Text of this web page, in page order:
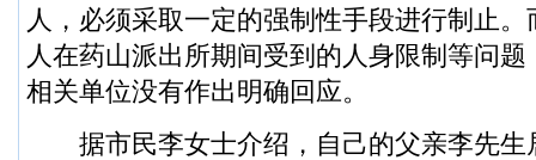
人，必须采取一定的强制性手段进行制止
人在药山派出所期间受到的人身限制等问
相关单位没有作出明确回应。
据市民李女士介绍，自己的父亲李先生